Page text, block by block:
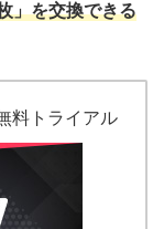
」を交換できる
料トライアル